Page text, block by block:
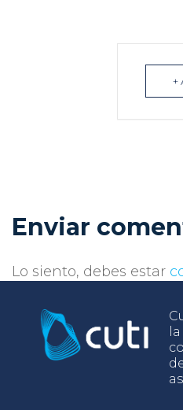
+
Enviar
Lo siento, debes estar